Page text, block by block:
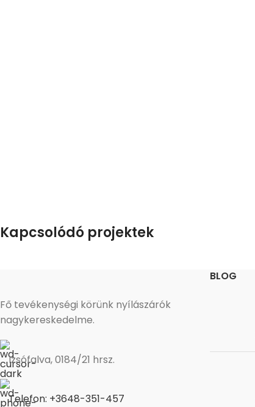
Kapcsolódó projektek
Kitchen
Leo uteu ullamcorper
Fő tevékenységi körünk nyílászárók
nagykereskedelme.
Izsófalva, 0184/21 hrsz.
Telefon: +3648-351-457
BLOG